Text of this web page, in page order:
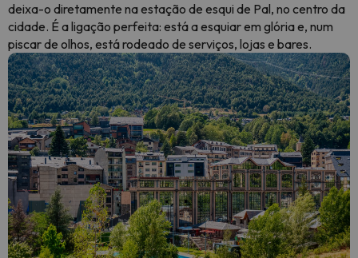
deixa-o diretamente na estação de esqui de Pal, no centro da
cidade. É a ligação perfeita: está a esquiar em glória e, num
piscar de olhos, está rodeado de serviços, lojas e bares.